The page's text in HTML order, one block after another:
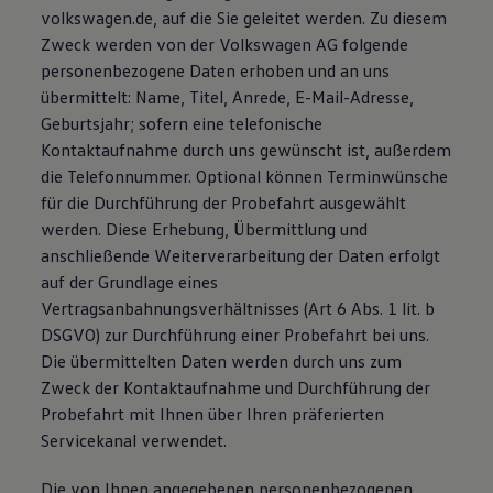
Bulli Magazin
Fahrzeugabholung ab Werk
volkswagen.de, auf die Sie geleitet werden. Zu diesem
Zweck werden von der Volkswagen AG folgende
personenbezogene Daten erhoben und an uns
übermittelt: Name, Titel, Anrede, E-Mail-Adresse,
Geburtsjahr; sofern eine telefonische
Kontaktaufnahme durch uns gewünscht ist, außerdem
die Telefonnummer. Optional können Terminwünsche
für die Durchführung der Probefahrt ausgewählt
werden. Diese Erhebung, Übermittlung und
anschließende Weiterverarbeitung der Daten erfolgt
auf der Grundlage eines
Vertragsanbahnungsverhältnisses (Art 6 Abs. 1 lit. b
DSGVO) zur Durchführung einer Probefahrt bei uns.
Die übermittelten Daten werden durch uns zum
Zweck der Kontaktaufnahme und Durchführung der
Probefahrt mit Ihnen über Ihren präferierten
Servicekanal verwendet.
Die von Ihnen angegebenen personenbezogenen